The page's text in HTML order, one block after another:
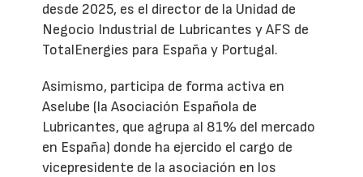
desde 2025, es el director de la Unidad de
Negocio Industrial de Lubricantes y AFS de
TotalEnergies para España y Portugal.
Asimismo, participa de forma activa en
Aselube (la Asociación Española de
Lubricantes, que agrupa al 81% del mercado
en España) donde ha ejercido el cargo de
vicepresidente de la asociación en los